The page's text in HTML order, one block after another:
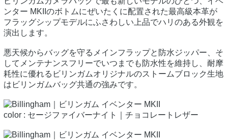
ンター MKIIのボトムにぜいたくに配置された最高級本革が
フラッグシップモデルにふさわしい上品でハリのある外観を
演出します。
悪天候からバッグを守るメインフラップと防水ジッパー、そ
してメンテナンスフリーでいつまでも防水性を維持し、耐摩
耗性に優れるビリンガムオリジナルのストームブロック生地
はビリンガムバッグ共通の強みです。
color : セージファイバーナイト｜チョコレートレザー